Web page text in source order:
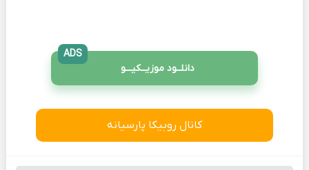
دانلــود موزیــکیـــو
ADS
کانال روبیکا پارسیانه